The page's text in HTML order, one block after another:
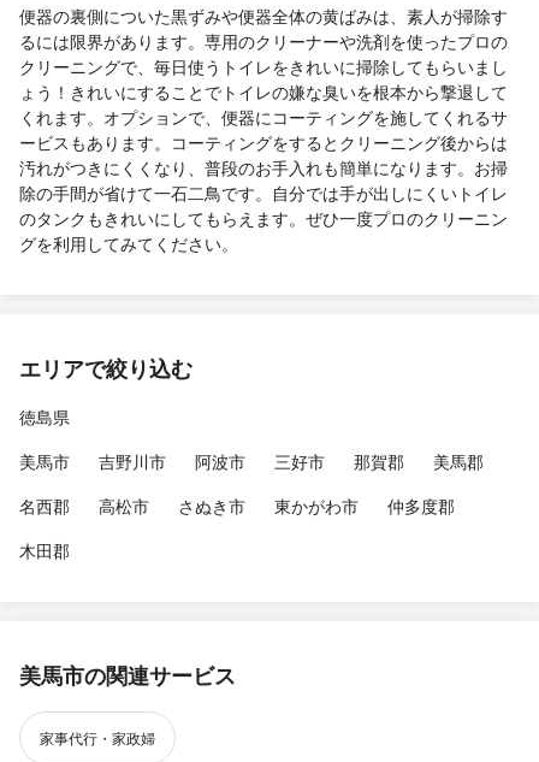
便器の裏側についた黒ずみや便器全体の黄ばみは、素人が掃除す
るには限界があります。専用のクリーナーや洗剤を使ったプロの
クリーニングで、毎日使うトイレをきれいに掃除してもらいまし
ょう！きれいにすることでトイレの嫌な臭いを根本から撃退して
くれます。オプションで、便器にコーティングを施してくれるサ
ービスもあります。コーティングをするとクリーニング後からは
汚れがつきにくくなり、普段のお手入れも簡単になります。お掃
除の手間が省けて一石二鳥です。自分では手が出しにくいトイレ
のタンクもきれいにしてもらえます。ぜひ一度プロのクリーニン
グを利用してみてください。
エリアで絞り込む
徳島県
美馬市
吉野川市 阿波市 三好市 那賀郡
美馬郡
名西郡
高松市 さぬき市 東かがわ市
仲多度郡
木田郡
美馬市の関連サービス
家事代行・家政婦